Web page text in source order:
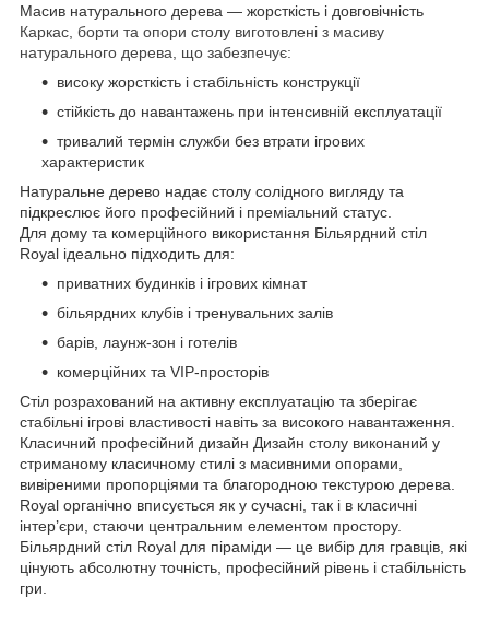
Масив натурального дерева — жорсткість і довговічність
Каркас, борти та опори столу виготовлені з масиву
натурального дерева, що забезпечує:
високу жорсткість і стабільність конструкції
стійкість до навантажень при інтенсивній експлуатації
тривалий термін служби без втрати ігрових
характеристик
Натуральне дерево надає столу солідного вигляду та
підкреслює його професійний і преміальний статус.
Для дому та комерційного використання Більярдний стіл
Royal ідеально підходить для:
приватних будинків і ігрових кімнат
більярдних клубів і тренувальних залів
барів, лаунж-зон і готелів
комерційних та VIP-просторів
Стіл розрахований на активну експлуатацію та зберігає
стабільні ігрові властивості навіть за високого навантаження.
Класичний професійний дизайн Дизайн столу виконаний у
стриманому класичному стилі з масивними опорами,
вивіреними пропорціями та благородною текстурою дерева.
Royal органічно вписується як у сучасні, так і в класичні
інтер’єри, стаючи центральним елементом простору.
Більярдний стіл Royal для піраміди — це вибір для гравців, які
цінують абсолютну точність, професійний рівень і стабільність
гри.